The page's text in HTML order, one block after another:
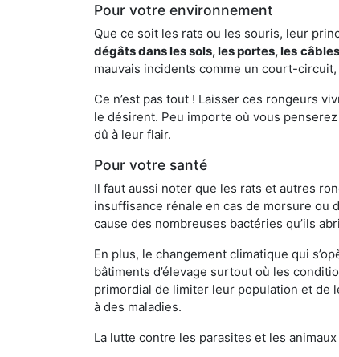
Pour votre environnement
Que ce soit les rats ou les souris, leur
dégâts dans les sols, les portes, les
mauvais incidents comme un court-
Ce n’est pas tout ! Laisser ces rongeurs
le désirent. Peu importe où vous
dû à leur flair.
Pour votre santé
Il faut aussi noter que les rats et autres
insuffisance rénale en cas de morsure ou
cause des nombreuses bactéries qu’ils
En plus, le changement climatique qui
bâtiments d’élevage surtout où les
primordial de limiter leur population et de
à des maladies.
La lutte contre les parasites et les